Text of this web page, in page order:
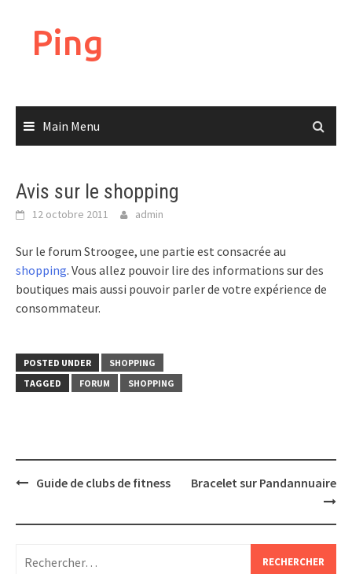
contentPing
Main Menu
Avis sur le shopping
12 octobre 2011 admin
Sur le forum Stroogee, une partie est consacrée au
shopping. Vous allez pouvoir lire des informations sur des
boutiques mais aussi pouvoir parler de votre expérience de
consommateur.
POSTED UNDER
SHOPPING
TAGGED
FORUM SHOPPING
PostGuide de clubs de fitness Bracelet sur Pandannuaire